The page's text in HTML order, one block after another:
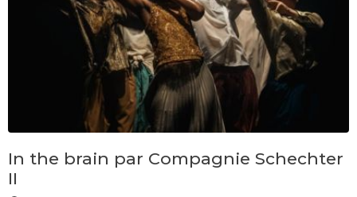
In the brain par Compagnie Schechter
II